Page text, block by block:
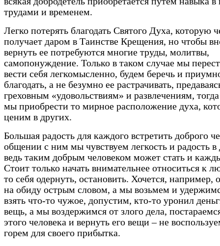
трудами и временем.
Легко потерять благодать Святого Духа, которую
получает даром в Таинстве Крещения, но чтобы
вернуть ее потребуются многие труды, молитвы,
самопонуждение. Только в таком случае мы
вести себя легкомысленно, будем беречь и
благодать, а не безумно ее растрачивать,
греховным «удовольствиям» и развлечениям,
мы приобрести то мирное расположение духа,
ценим в других.
Большая радость для каждого встретить доброго
общении с ним мы чувствуем легкость и радость
ведь таким добрым человеком может стать и
Стоит только начать внимательнее относиться к
то себя одернуть, остановить. Хочется, например,
на обиду острым словом, а мы возьмем и
взять что-то чужое, допустим, кто-то уронил
вещь, а мы воздержимся от злого дела,
этого человека и вернуть его вещи – не
горем для своего прибытка.